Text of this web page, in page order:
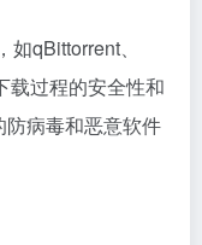
qBittorrent、
载过程的安全性和
病毒和恶意软件